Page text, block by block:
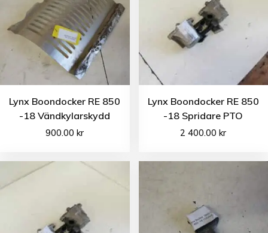
Lynx Boondocker RE 850
-18 Vändkylarskydd
900.00kr
Lynx Boondocker RE 850
-18 Spridare PTO
2 400.00kr